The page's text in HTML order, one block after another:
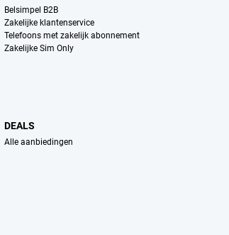
Belsimpel B2B
Zakelijke klantenservice
Telefoons met zakelijk abonnement
Zakelijke Sim Only
DEALS
Alle aanbiedingen